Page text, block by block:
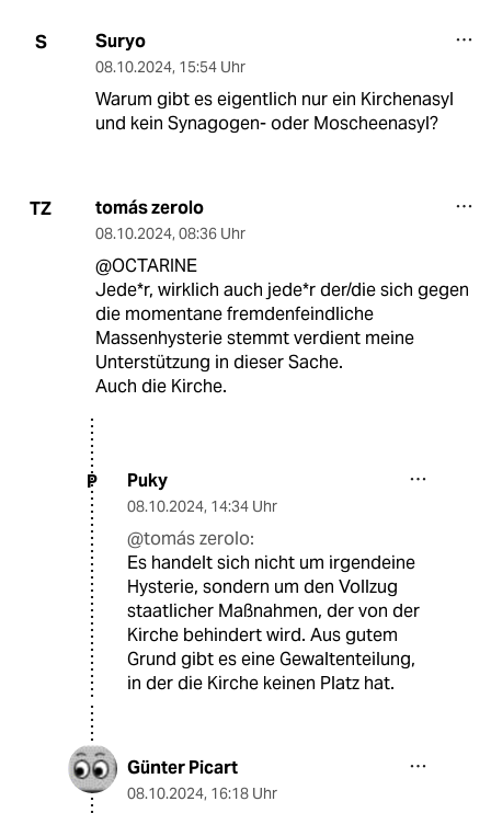
S Suryo
08.10.2024, 15:54 Uhr
Warum gibt es eigentlich nur ein Kirchenasyl
und kein Synagogen- oder Moscheenasyl?
TZ tomás zerolo
08.10.2024, 08:36 Uhr
@OCTARINE
Jede*r, wirklich auch jede*r der/die sich gegen
die momentane fremdenfeindliche
Massenhysterie stemmt verdient meine
Unterstützung in dieser Sache.
Auch die Kirche.
P Puky
08.10.2024, 14:34 Uhr
@tomás zerolo:
Es handelt sich nicht um irgendeine
Hysterie, sondern um den Vollzug
staatlicher Maßnahmen, der von der
Kirche behindert wird. Aus gutem
Grund gibt es eine Gewaltenteilung,
in der die Kirche keinen Platz hat.
Günter Picart
08.10.2024, 16:18 Uhr